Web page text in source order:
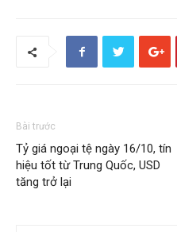
Bài trước
Tỷ giá ngoại tệ ngày 16/10, tín
hiệu tốt từ Trung Quốc, USD
tăng trở lại